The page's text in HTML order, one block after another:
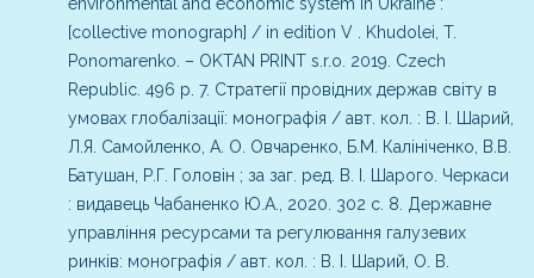
[collective monograph] / in edition V . Khudolei, T.
Ponomarenko. – OKTAN PRINT s.r.o. 2019. Czech
Republic. 496 p. 7. Стратегії провідних держав світу в
умовах глобалізації: монографія / авт. кол. : В. І. Шарий,
Л.Я. Самойленко, А. О. Овчаренко, Б.М. Калініченко, В.В.
Батушан, Р.Г. Головін ; за заг. ред. В. І. Шарого. Черкаси
: видавець Чабаненко Ю.А., 2020. 302 с. 8. Державне
управління ресурсами та регулювання галузевих
ринків: монографія / авт. кол. : В. І. Шарий, О. В.